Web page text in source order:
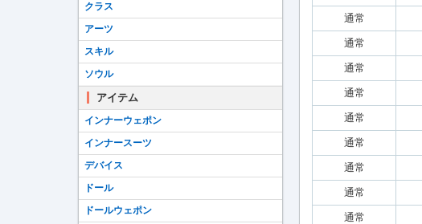
通常
通常
通常
通常
通常
通常
通常
通常
通常
クラス
アーツ
スキル
ソウル
アイテム
インナーウェポン
インナースーツ
デバイス
ドール
ドールウェポン